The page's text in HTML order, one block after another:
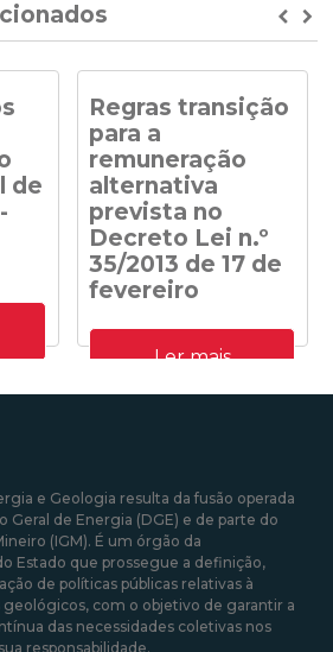
de
de
na
Regras transição
para a
remuneração
alternativa
prevista no
Decreto Lei n.º
35/2013 de 17 de
fevereiro
Despacho n.º
41/DGEG/2020: Regras
10/08/2020 12:00:00
Ler mais
e Geologia resulta da fusão operada
de Energia (DGE) e de parte do
(IGM). É um órgão da
Estado que prossegue a definição,
de políticas públicas relativas à
com o objetivo de garantir a
das necessidades coletivas nos
responsabilidade.